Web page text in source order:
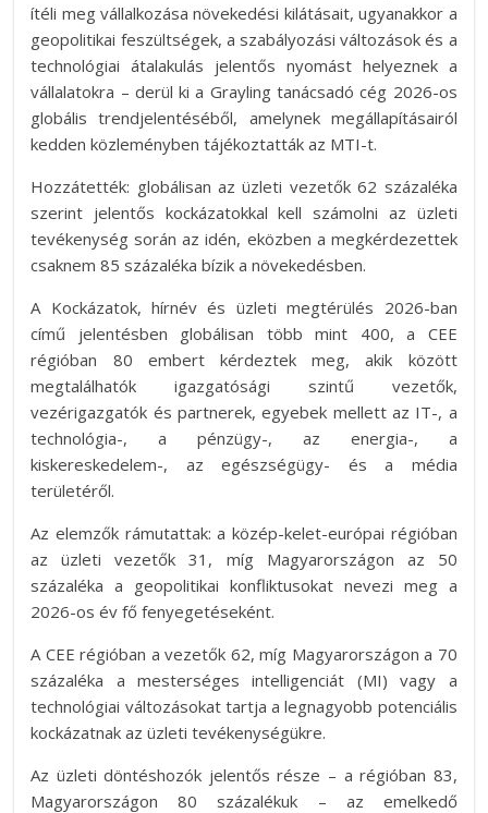
ítéli meg vállalkozása növekedési kilátásait, ugyanakkor a
geopolitikai feszültségek, a szabályozási változások és a
technológiai átalakulás jelentős nyomást helyeznek a
vállalatokra – derül ki a Grayling tanácsadó cég 2026-os
globális trendjelentéséből, amelynek megállapításairól
kedden közleményben tájékoztatták az MTI-t.
Hozzátették: globálisan az üzleti vezetők 62 százaléka
szerint jelentős kockázatokkal kell számolni az üzleti
tevékenység során az idén, eközben a megkérdezettek
csaknem 85 százaléka bízik a növekedésben.
A Kockázatok, hírnév és üzleti megtérülés 2026-ban
című jelentésben globálisan több mint 400, a CEE
régióban 80 embert kérdeztek meg, akik között
megtalálhatók igazgatósági szintű vezetők,
vezérigazgatók és partnerek, egyebek mellett az IT-, a
technológia-, a pénzügy-, az energia-, a
kiskereskedelem-, az egészségügy- és a média
területéről.
Az elemzők rámutattak: a közép-kelet-európai régióban
az üzleti vezetők 31, míg Magyarországon az 50
százaléka a geopolitikai konfliktusokat nevezi meg a
2026-os év fő fenyegetéseként.
A CEE régióban a vezetők 62, míg Magyarországon a 70
százaléka a mesterséges intelligenciát (MI) vagy a
technológiai változásokat tartja a legnagyobb potenciális
kockázatnak az üzleti tevékenységükre.
Az üzleti döntéshozók jelentős része – a régióban 83,
Magyarországon 80 százalékuk – az emelkedő